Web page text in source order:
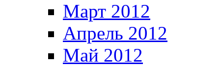
Март 2012
Апрель 2012
Май 2012